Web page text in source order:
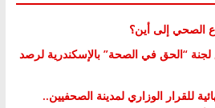
الصحي إلى أين؟
“الحق في الصحة” بالإسكندرية لرصد
للقرار الوزاري لمدينة الصحفيين..